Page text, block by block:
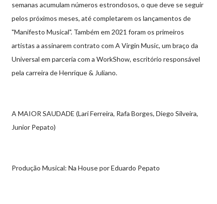
semanas acumulam números estrondosos, o que deve se seguir
pelos próximos meses, até completarem os lançamentos de
"Manifesto Musical". Também em 2021 foram os primeiros
artistas a assinarem contrato com A Virgin Music, um braço da
Universal em parceria com a WorkShow, escritório responsável
pela carreira de Henrique & Juliano.
A MAIOR SAUDADE (Lari Ferreira, Rafa Borges, Diego Silveira,
Junior Pepato)
Produção Musical: Na House por Eduardo Pepato